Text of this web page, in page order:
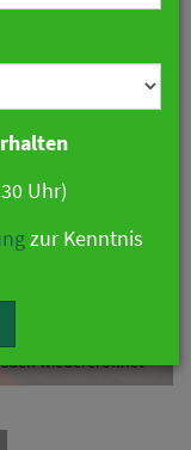
wiedereröffnet
Uhr)
zur Kenntnis